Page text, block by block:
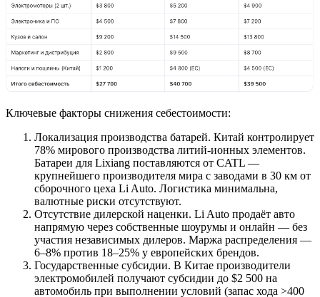
Ключевые факторы снижения себестоимости:
Локализация производства батарей. Китай контролирует
78% мирового производства литий-ионных элементов.
Батареи для Lixiang поставляются от CATL —
крупнейшего производителя мира с заводами в 30 км от
сборочного цеха Li Auto. Логистика минимальна,
валютные риски отсутствуют.
Отсутствие дилерской наценки. Li Auto продаёт авто
напрямую через собственные шоурумы и онлайн — без
участия независимых дилеров. Маржа распределения —
6–8% против 18–25% у европейских брендов.
Государственные субсидии. В Китае производители
электромобилей получают субсидии до $2 500 на
автомобиль при выполнении условий (запас хода >400